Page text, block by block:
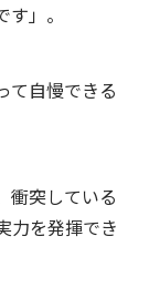
」。
て自慢できる
衝突している
力を発揮でき